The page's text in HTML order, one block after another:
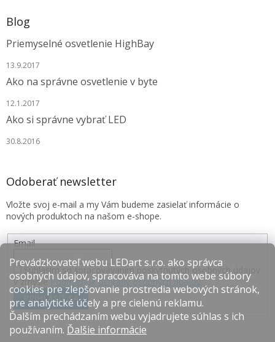
Prevádzkovateľ webu LEDart s.r.o. ako správca
osobných údajov, spracováva na tomto webe súbory
cookies pre zlepšovanie prostredia webových stránok,
pre analytické účely a pre cielenú reklamu.
Ďalším prechádzaním webu vyjadrujete súhlas s ich
používaním. Ďalšie informácie
Blog
Priemyselné osvetlenie HighBay
13.9.2017
Ako na správne osvetlenie v byte
12.1.2017
Ako si správne vybrať LED
30.8.2016
Odoberať newsletter
Vložte svoj e-mail a my Vám budeme zasielať informácie o
nových produktoch na našom e-shope.
Email
Súhlasím so spracovávaním poskytnutých osobných údajov
v zmysle Podmienok ochrany osobných údajov.
PRIHLÁSIŤ SA